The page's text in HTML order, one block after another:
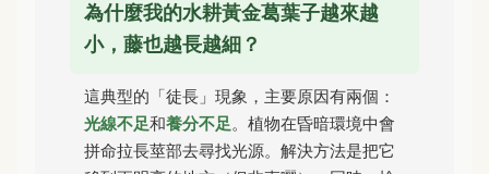
為什麼我的水耕黃金葛葉子越來越
小，藤也越長越細？
這典型的「徒長」現象，主要原因有兩個：
光線不足和養分不足。植物在昏暗環境中會
拼命拉長莖部去尋找光源。解決方法是把它